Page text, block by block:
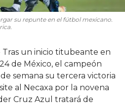
su repunte en el fútbol mexicano.
Tras un inicio titubeante en
de México, el campeón
semana su tercera victoria
al Necaxa por la novena
Cruz Azul tratará de